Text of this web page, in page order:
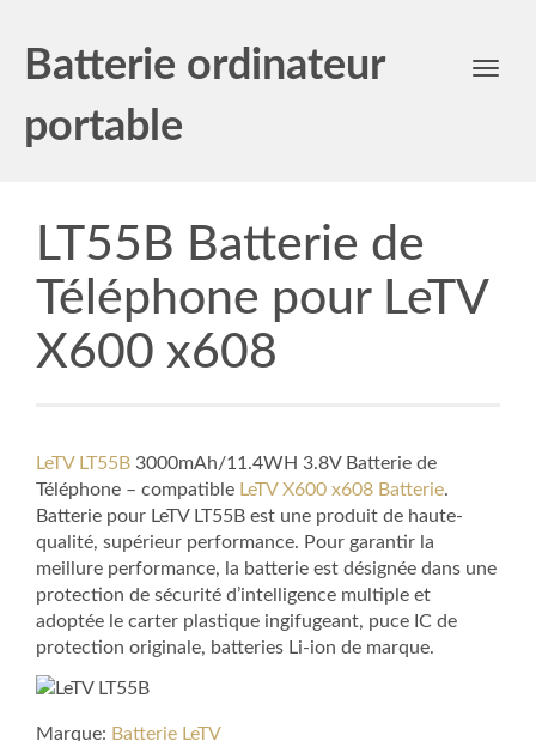
Batterie ordinateur
portable
Toggle
LT55B Batterie de
Téléphone pour LeTV
X600 x608
LeTV LT55B 3000mAh/11.4WH 3.8V Batterie de
Téléphone – compatible LeTV X600 x608 Batterie.
Batterie pour LeTV LT55B est une produit de haute-
qualité, supérieur performance. Pour garantir la
meillure performance, la batterie est désignée dans une
protection de sécurité d’intelligence multiple et
adoptée le carter plastique ingifugeant, puce IC de
protection originale, batteries Li-ion de marque.
Marque: Batterie LeTV